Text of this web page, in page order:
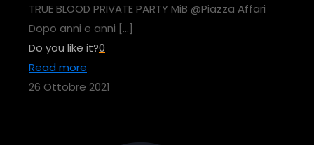
TRUE BLOOD PRIVATE PARTY MiB @Piazza Affari
Dopo anni e anni […]
Do you like it?0
Read more
26 Ottobre 2021